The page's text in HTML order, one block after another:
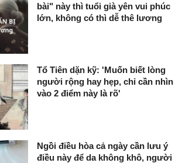
bài" này thì tuổi già yên vui phúc
lớn, không có thì dễ thê lương
Tổ Tiên dặn kỹ: 'Muốn biết lòng
người rộng hay hẹp, chỉ cần nhìn
vào 2 điểm này là rõ'
Ngồi điều hòa cả ngày cần lưu ý
điều này để da không khô, người